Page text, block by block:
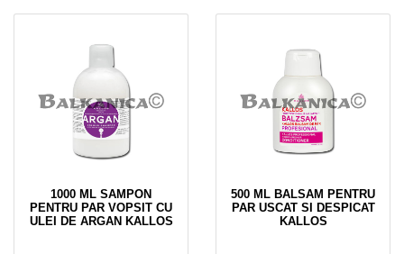
1000 ML SAMPON
PENTRU PAR VOPSIT CU
ULEI DE ARGAN KALLOS
500 ML BALSAM PENTRU
PAR USCAT SI DESPICAT
KALLOS